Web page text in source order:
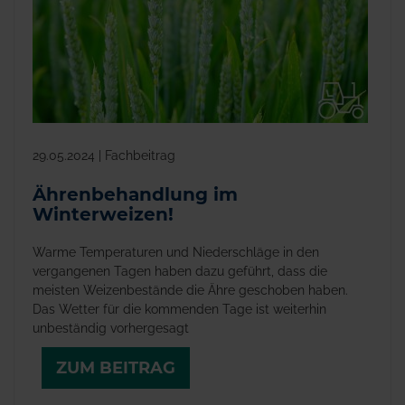
29.05.2024 | Fachbeitrag
Ährenbehandlung im
Winterweizen!
Warme Temperaturen und Niederschläge in den
vergangenen Tagen haben dazu geführt, dass die
meisten Weizenbestände die Ähre geschoben haben.
Das Wetter für die kommenden Tage ist weiterhin
unbeständig vorhergesagt
ZUM BEITRAG